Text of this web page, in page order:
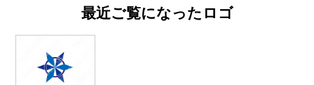
最近ご覧になったロゴ